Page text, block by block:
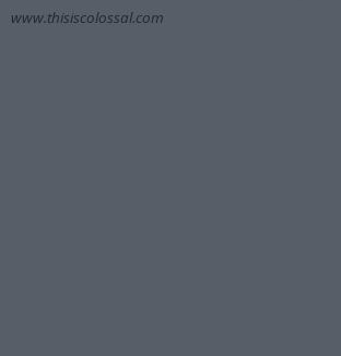
www.thisiscolossal.com